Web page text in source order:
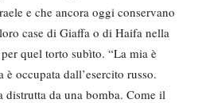
e che ancora oggi conservano
case di Giaffa o di Haifa nella
quel torto subìto. “La mia è
occupata dall’esercito russo.
distrutta da una bomba. Come il